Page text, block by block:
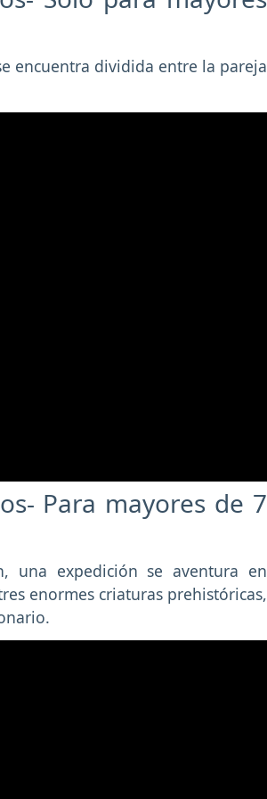
encuentra dividida entre la pareja
Para mayores de 7
una expedición se aventura en
enormes criaturas prehistóricas,